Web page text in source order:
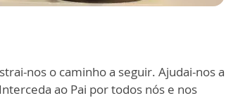
nos o caminho a seguir. Ajudai-nos a
ao Pai por todos nós e nos